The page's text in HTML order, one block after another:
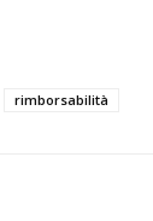
rimborsabilità